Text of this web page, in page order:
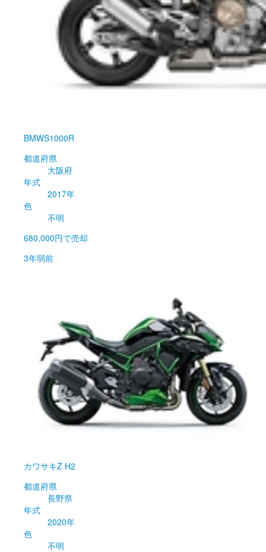
BMWS1000R
都道府県
大阪府
年式
2017年
色
不明
680,000円で売却
3年弱前
カワサキZ H2
都道府県
長野県
年式
2020年
色
不明